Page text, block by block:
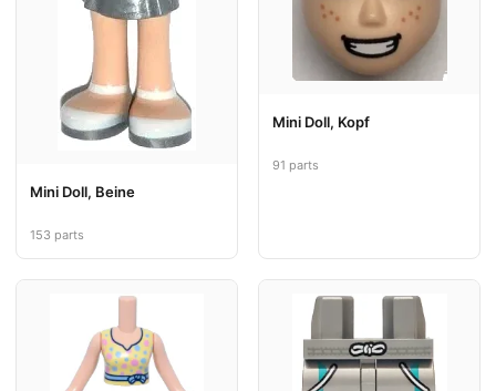
Mini Doll, Beine
153 parts
Mini Doll, Kopf
91 parts